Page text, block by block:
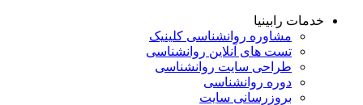
خدمات رابینیا
مشاوره روانشناسی کلینیک
تست های آنلاین روانشناسی
طراحی سایت روانشناسی
دوره روانشناسی
بروزرسانی سایت